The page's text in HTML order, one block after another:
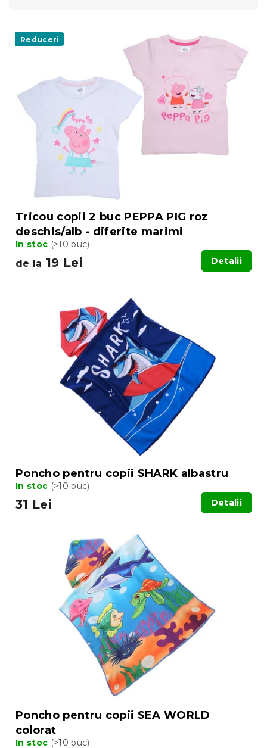
Reduceri
Tricou copii 2 buc PEPPA PIG roz
deschis/alb - diferite marimi
In stoc (>10 buc)
de la 19 Lei Detalii
Poncho pentru copii SHARK albastru
In stoc (>10 buc)
31 Lei Detalii
Poncho pentru copii SEA WORLD
colorat
In stoc (>10 buc)